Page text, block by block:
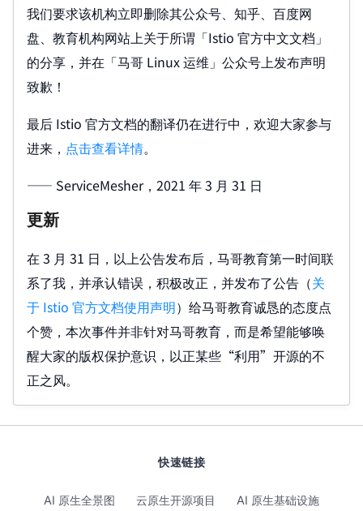
我们要求该机构立即删除其公众号、知乎、百度网
盘、教育机构网站上关于所谓「Istio 官方中文文档」
的分享，并在「马哥 Linux 运维」公众号上发布声明
致歉！
最后 Istio 官方文档的翻译仍在进行中，欢迎大家参与
进来， 点击查看详情。
—— ServiceMesher，2021 年 3 月 31 日
更新
在 3 月 31 日，以上公告发布后，马哥教育第一时间联
系了我，并承认错误，积极改正，并发布了公告（关
于 Istio 官方文档使用声明）给马哥教育诚恳的态度点
个赞，本次事件并非针对马哥教育，而是希望能够唤
醒大家的版权保护意识，以正某些“利用”开源的不
正之风。
快速链接
AI 原生全景图 云原生开源项目 AI 原生基础设施